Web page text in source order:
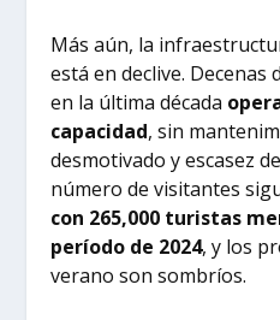
Más aún, la
está en declive.
en la última década
capacidad, sin
desmotivado y escasez
número de visitantes
con 265,000 turistas
período de 2024, y los
verano son sombríos.